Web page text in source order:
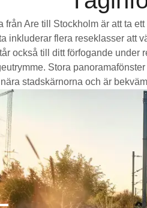
från Are till Stockholm är att ta
inkluderar flera reseklasser att
också till ditt förfogande
Stora
stadskärnorna och är